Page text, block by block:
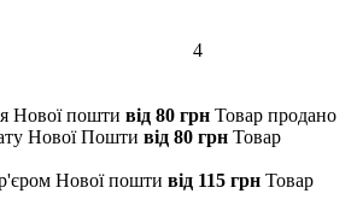
4
Нової пошти від 80 грн Товар продано
Нової Пошти від 80 грн Товар
Нової пошти від 115 грн Товар